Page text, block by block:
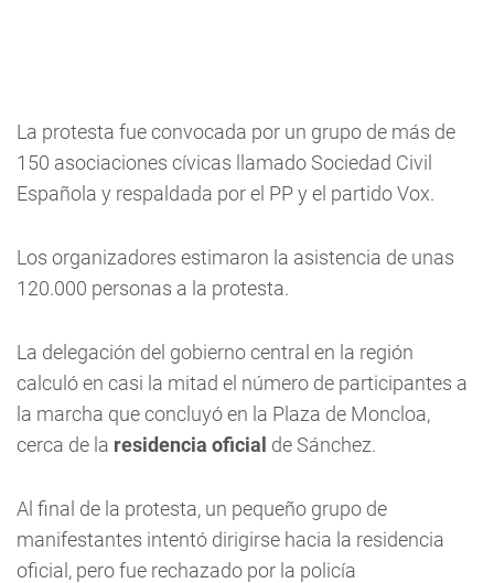
La protesta fue convocada por un grupo de más de
150 asociaciones cívicas llamado Sociedad Civil
Española y respaldada por el PP y el partido Vox.
Los organizadores estimaron la asistencia de unas
120.000 personas a la protesta.
La delegación del gobierno central en la región
calculó en casi la mitad el número de participantes a
la marcha que concluyó en la Plaza de Moncloa,
cerca de la residencia oficial de Sánchez.
Al final de la protesta, un pequeño grupo de
manifestantes intentó dirigirse hacia la residencia
oficial, pero fue rechazado por la policía